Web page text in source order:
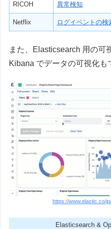
RICOH 異常検知
Netflix ログイベントの
また、Elasticsearch 用の可
Kibana でデータの可視化も
https://www.elastic.co/
Elasticsearch &